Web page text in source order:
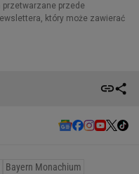
Bayern Monachium